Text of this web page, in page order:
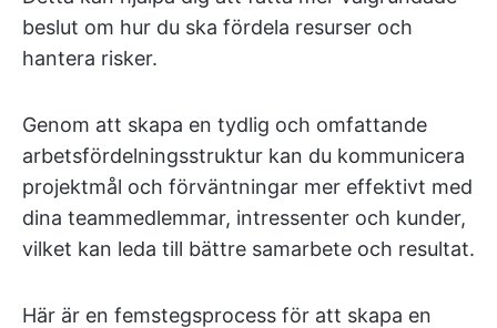
beslut om hur du ska fördela resurser och
hantera risker.
Genom att skapa en tydlig och omfattande
arbetsfördelningsstruktur kan du kommunicera
projektmål och förväntningar mer effektivt med
dina teammedlemmar, intressenter och kunder,
vilket kan leda till bättre samarbete och resultat.
Här är en femstegsprocess för att skapa en